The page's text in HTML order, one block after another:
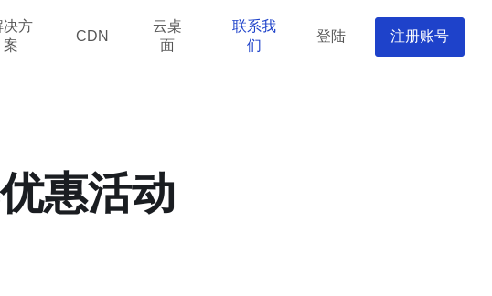
决方
案
CDN
云桌
面
联系我
们
登陆 注册账号
惠活动